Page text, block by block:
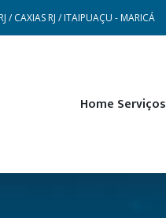
/ CAXIAS RJ / ITAIPUAÇU - MARICÁ
Home Serviços